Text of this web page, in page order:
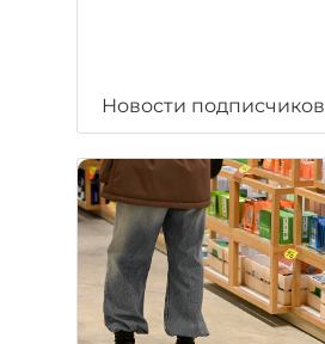
Новости подписчиков